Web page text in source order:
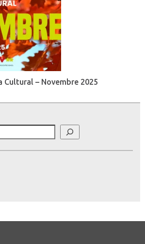
Cultural – Novembre 2025